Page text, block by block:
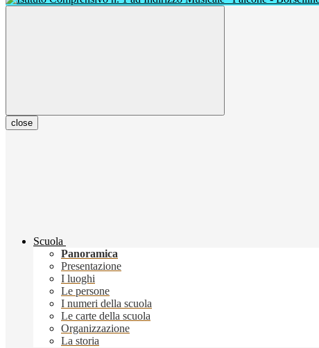
close
Scuola
Panoramica
Presentazione
I luoghi
Le persone
I numeri della scuola
Le carte della scuola
Organizzazione
La storia